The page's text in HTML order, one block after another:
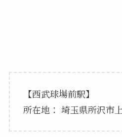
【西武球場前駅】
所在地： 埼玉県所沢